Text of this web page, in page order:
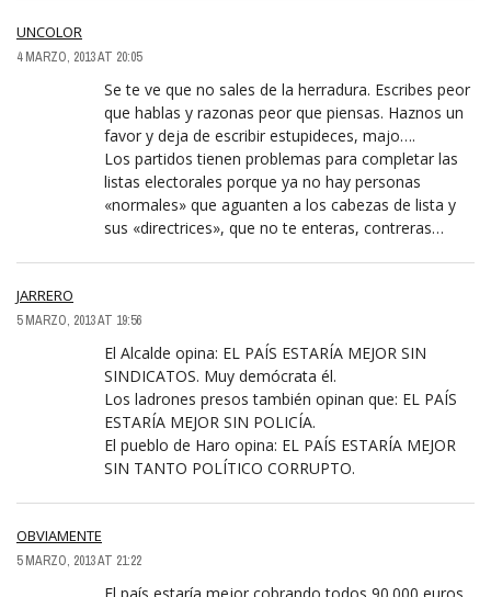
UNCOLOR
4 MARZO, 2013 AT 20:05
Se te ve que no sales de la herradura. Escribes peor
que hablas y razonas peor que piensas. Haznos un
favor y deja de escribir estupideces, majo….
Los partidos tienen problemas para completar las
listas electorales porque ya no hay personas
«normales» que aguanten a los cabezas de lista y
sus «directrices», que no te enteras, contreras…
JARRERO
5 MARZO, 2013 AT 19:56
El Alcalde opina: EL PAÍS ESTARÍA MEJOR SIN
SINDICATOS. Muy demócrata él.
Los ladrones presos también opinan que: EL PAÍS
ESTARÍA MEJOR SIN POLICÍA.
El pueblo de Haro opina: EL PAÍS ESTARÍA MEJOR
SIN TANTO POLÍTICO CORRUPTO.
OBVIAMENTE
5 MARZO, 2013 AT 21:22